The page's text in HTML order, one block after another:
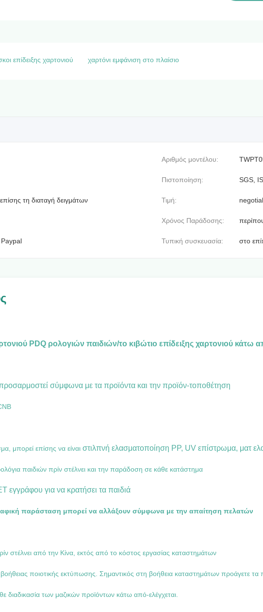
επίδειξης χαρτονιού χαρτόνι εμφάνιση στο πλαίσιο
Αριθμός μοντέλου:
Πιστοποίηση: SGS,
τη διαταγή δειγμάτων Τιμή:
Χρόνος Παράδοσης:
Τυπική συσκευασία: στο
PDQ ρολογιών παιδιών/το κιβώτιο επίδειξης χαρτονιού
σύμφωνα με τα προϊόντα και την προϊόν-τοποθέτηση
μπορεί επίσης να είναι στιλπνή ελασματοποίηση PP, UV επίστρωμα, ματ
παιδιών πρίν στέλνει και την παράδοση σε κάθε κατάστημα
για να κρατήσει τα παιδιά
παράσταση μπορεί να αλλάξουν σύμφωνα με την απαίτηση πελατών
στέλνει από την Κίνα, εκτός από το κόστος εργασίας καταστημάτων
ποιοτικής εκτύπωσης. Σημαντικός στη βοήθεια καταστημάτων προάγετε τα
διαδικασία των μαζικών προϊόντων κάτω από-ελέγχεται.